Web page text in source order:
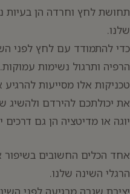
תחושת לחץ וחרדה הן בעיות
שלנו.
כדי להתמודד עם לחץ לפני
הרפיה ותרגול נשימות עמוקות.
טכניקות אלו מסייעות
את יכולתכם להירדם ולהשיג
יוגה או מדיטציה הן גם
אחד הכלים החשובים בשיפור
הרגלי השינה שלנו.
יצירת שגרה מרגיעה לפני